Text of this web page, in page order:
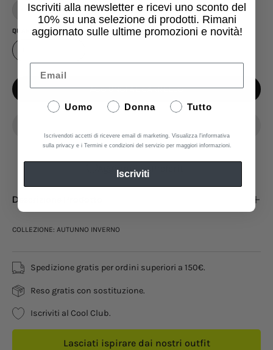
44
QUANTITÀ
AGGIUNGI AL CARRELLO
Aggiungi ai Preferiti
Descrizione Prodotto
COLLEZIONE: AUTUNNO INVERNO
Spedizione gratis per ordini superiori a 150€.
Reso gratis con sostituzione.
Iscriviti al Cool Club.
Lasciati ispirare dai nostri outfit
Iscriviti alla newsletter e ricevi uno sconto del
10% su una selezione di prodotti. Rimani
aggiornato sulle ultime promozioni e novità!
Email
Uomo Donna Tutto
Iscrivendoti accetti di ricevere email di marketing. Visualizza l'informativa
sulla privacy e i Termini e condizioni del servizio per maggiori informazioni.
Iscriviti